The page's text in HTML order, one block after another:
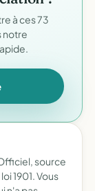
à ces 73
notre
source
1901. Vous